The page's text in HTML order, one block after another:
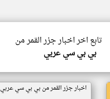
تابع اخر اخبار جزر القمر من
بي بي سي عربي
اخبار جزر القمر من بي بي سي عربي